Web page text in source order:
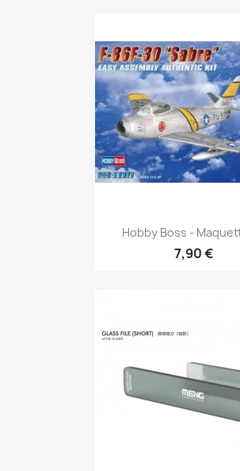
Aperçu
Hobby Boss -
7,90 €